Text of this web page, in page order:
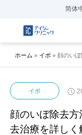
简体
ホーム » イボ » 顔のい
イボ
顔のいぼ除去
去治療を詳しく